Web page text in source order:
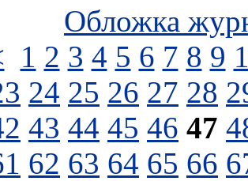
Обложка
1 2 3 4 5 6 7 8 9
24 25 26 27 28
43 44 45 46 47
62 63 64 65 66